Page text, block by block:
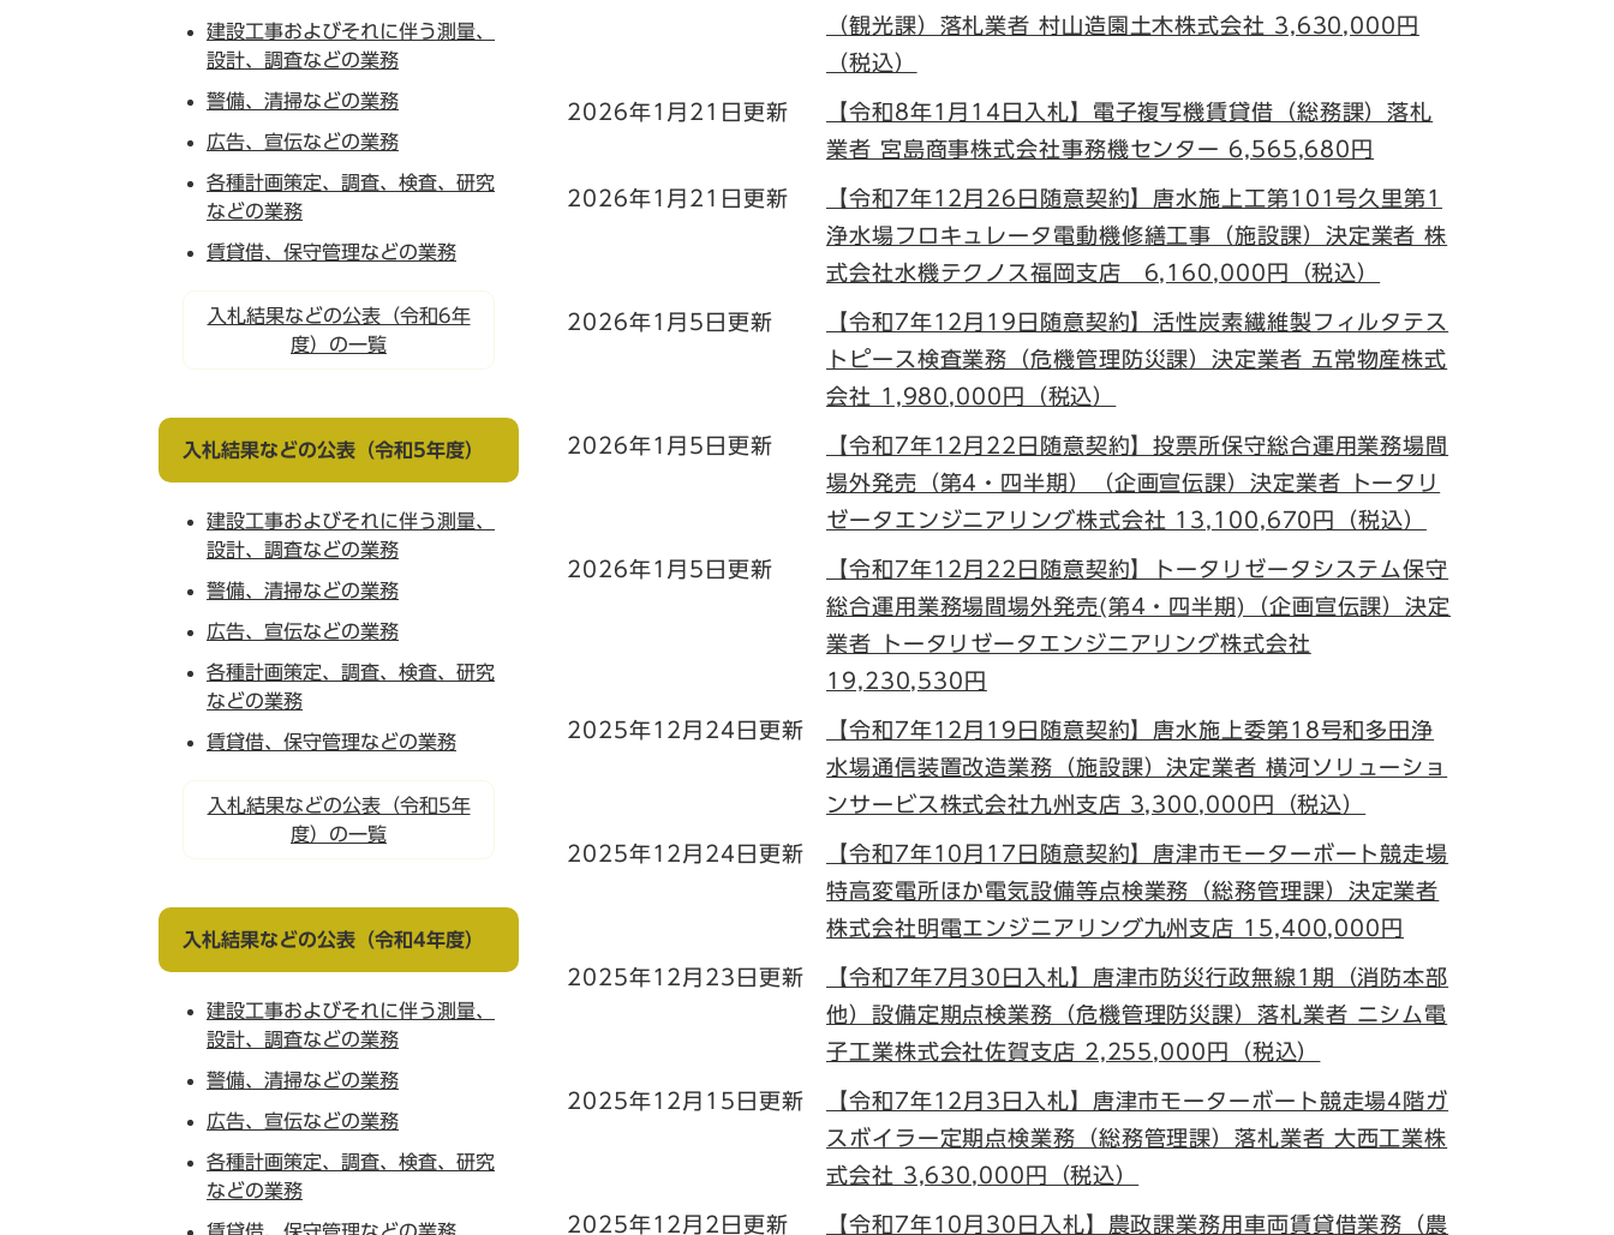
（観光課）落札業者 村山造園土木株式会社 3,630,000円
（税込）
2026年1月21日更新
【令和8年1月14日入札】電子複写機賃貸借（総務課）落札
業者 宮島商事株式会社事務機センター 6,565,680円
2026年1月21日更新
【令和7年12月26日随意契約】唐水施上工第101号久里第1
浄水場フロキュレータ電動機修繕工事（施設課）決定業者 株
式会社水機テクノス福岡支店 6,160,000円（税込）
2026年1月5日更新
【令和7年12月19日随意契約】活性炭素繊維製フィルタテス
トピース検査業務（危機管理防災課）決定業者 五常物産株式
会社 1,980,000円（税込）
2026年1月5日更新
【令和7年12月22日随意契約】投票所保守総合運用業務場間
場外発売（第4・四半期）（企画宣伝課）決定業者 トータリ
ゼータエンジニアリング株式会社 13,100,670円（税込）
2026年1月5日更新
【令和7年12月22日随意契約】トータリゼータシステム保守
総合運用業務場間場外発売(第4・四半期)（企画宣伝課）決定
業者 トータリゼータエンジニアリング株式会社
19,230,530円
2025年12月24日更新
【令和7年12月19日随意契約】唐水施上委第18号和多田浄
水場通信装置改造業務（施設課）決定業者 横河ソリューショ
ンサービス株式会社九州支店 3,300,000円（税込）
2025年12月24日更新
【令和7年10月17日随意契約】唐津市モーターボート競走場
特高変電所ほか電気設備等点検業務（総務管理課）決定業者
株式会社明電エンジニアリング九州支店 15,400,000円
2025年12月23日更新
【令和7年7月30日入札】唐津市防災行政無線1期（消防本部
他）設備定期点検業務（危機管理防災課）落札業者 ニシム電
子工業株式会社佐賀支店 2,255,000円（税込）
2025年12月15日更新
【令和7年12月3日入札】唐津市モーターボート競走場4階ガ
スボイラー定期点検業務（総務管理課）落札業者 大西工業株
式会社 3,630,000円（税込）
2025年12月2日更新
【令和7年10月30日入札】農政課業務用車両賃貸借業務（農
建設工事およびそれに伴う測量、
設計、調査などの業務
警備、清掃などの業務
広告、宣伝などの業務
各種計画策定、調査、検査、研究
などの業務
賃貸借、保守管理などの業務
入札結果などの公表（令和6年
度）の一覧
入札結果などの公表（令和5年度）
建設工事およびそれに伴う測量、
設計、調査などの業務
警備、清掃などの業務
広告、宣伝などの業務
各種計画策定、調査、検査、研究
などの業務
賃貸借、保守管理などの業務
入札結果などの公表（令和5年
度）の一覧
入札結果などの公表（令和4年度）
建設工事およびそれに伴う測量、
設計、調査などの業務
警備、清掃などの業務
広告、宣伝などの業務
各種計画策定、調査、検査、研究
などの業務